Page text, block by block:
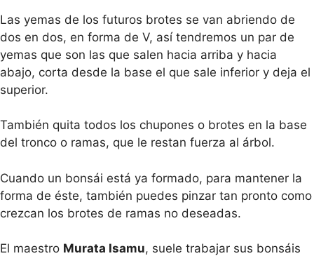
Las yemas de los futuros brotes se van abriendo de
dos en dos, en forma de V, así tendremos un par de
yemas que son las que salen hacia arriba y hacia
abajo, corta desde la base el que sale inferior y deja el
superior.
También quita todos los chupones o brotes en la base
del tronco o ramas, que le restan fuerza al árbol.
Cuando un bonsái está ya formado, para mantener la
forma de éste, también puedes pinzar tan pronto como
crezcan los brotes de ramas no deseadas.
El maestro Murata Isamu, suele trabajar sus bonsáis